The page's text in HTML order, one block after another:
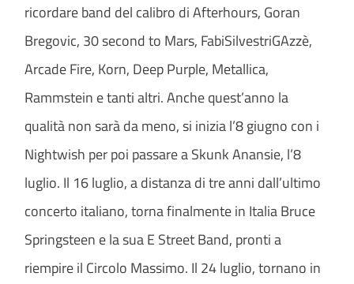
ricordare band del calibro di Afterhours, Goran
Bregovic, 30 second to Mars, FabiSilvestriGAzzè,
Arcade Fire, Korn, Deep Purple, Metallica,
Rammstein e tanti altri. Anche quest’anno la
qualità non sarà da meno, si inizia l’8 giugno con i
Nightwish per poi passare a Skunk Anansie, l’8
luglio. Il 16 luglio, a distanza di tre anni dall’ultimo
concerto italiano, torna finalmente in Italia Bruce
Springsteen e la sua E Street Band, pronti a
riempire il Circolo Massimo. Il 24 luglio, tornano in